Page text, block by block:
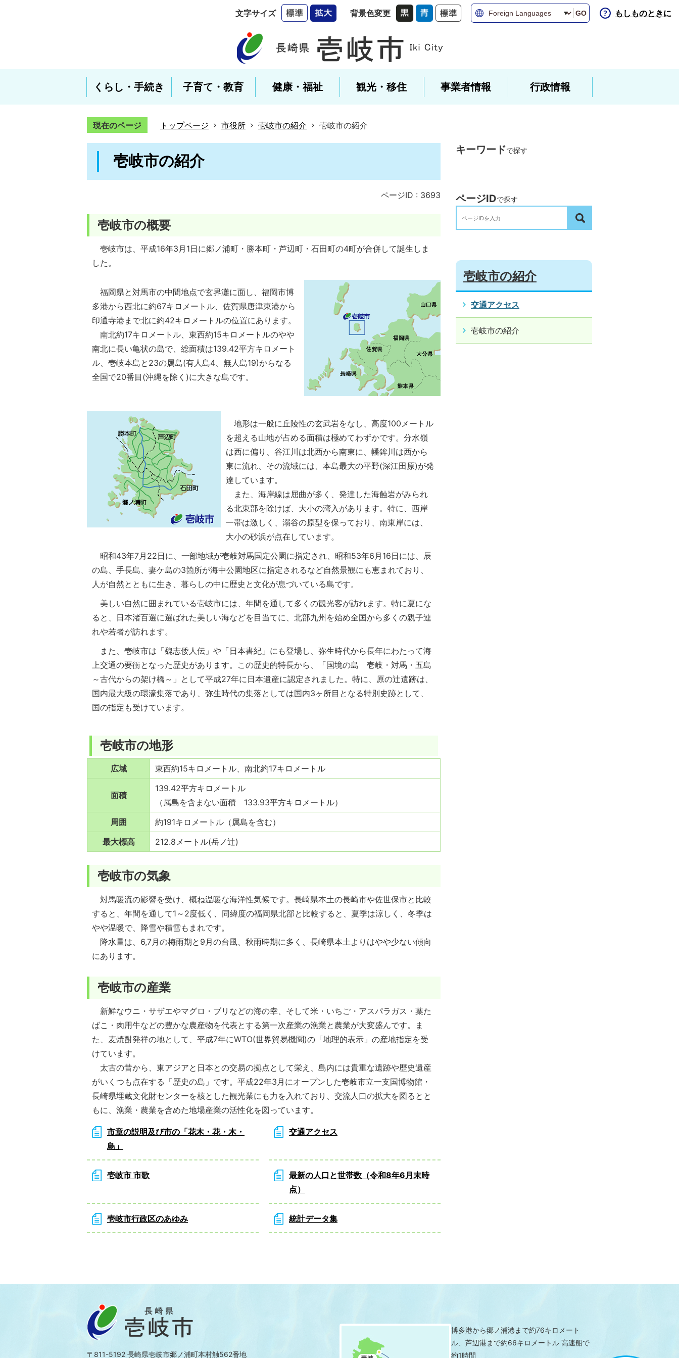
文字サイズ 背景色変更 GO もしものときに
くらし・手続き 子育て・教育 健康・福祉 観光・移住 事業者情報 行政情報
現在のページ トップページ 市役所 壱岐市の紹介 壱岐市の紹介
壱岐市の紹介
ページID : 3693
壱岐市の概要
壱岐市は、平成16年3月1日に郷ノ浦町・勝本町・芦辺町・石田町の4町が合併して誕生しま
した。
福岡県と対馬市の中間地点で玄界灘に面し、福岡市博
多港から西北に約67キロメートル、佐賀県唐津東港から
印通寺港まで北に約42キロメートルの位置にあります。
南北約17キロメートル、東西約15キロメートルのやや
南北に長い亀状の島で、総面積は139.42平方キロメート
ル、壱岐本島と23の属島(有人島4、無人島19)からなる
全国で20番目(沖縄を除く)に大きな島です。
地形は一般に丘陵性の玄武岩をなし、高度100メートル
を超える山地が占める面積は極めてわずかです。分水嶺
は西に偏り、谷江川は北西から南東に、幡鉾川は西から
東に流れ、その流域には、本島最大の平野(深江田原)が発
達しています。
また、海岸線は屈曲が多く、発達した海蝕岩がみられ
る北東部を除けば、大小の湾入があります。特に、西岸
一帯は激しく、溺谷の原型を保っており、南東岸には、
大小の砂浜が点在しています。
昭和43年7月22日に、一部地域が壱岐対馬国定公園に指定され、昭和53年6月16日には、辰
の島、手長島、妻ケ島の3箇所が海中公園地区に指定されるなど自然景観にも恵まれており、
人が自然とともに生き、暮らしの中に歴史と文化が息づいている島です。
美しい自然に囲まれている壱岐市には、年間を通して多くの観光客が訪れます。特に夏にな
ると、日本渚百選に選ばれた美しい海などを目当てに、北部九州を始め全国から多くの親子連
れや若者が訪れます。
また、壱岐市は「魏志倭人伝」や「日本書紀」にも登場し、弥生時代から長年にわたって海
上交通の要衝となった歴史があります。この歴史的特長から、「国境の島 壱岐・対馬・五島
～古代からの架け橋～」として平成27年に日本遺産に認定されました。特に、原の辻遺跡は、
国内最大級の環濠集落であり、弥生時代の集落としては国内3ヶ所目となる特別史跡として、
国の指定も受けています。
壱岐市の地形
広域 東西約15キロメートル、南北約17キロメートル
面積
139.42平方キロメートル
（属島を含まない面積 133.93平方キロメートル）
周囲
約191キロメートル（属島を含む）
最大標高
212.8メートル(岳ノ辻)
壱岐市の気象
対馬暖流の影響を受け、概ね温暖な海洋性気候です。長崎県本土の長崎市や佐世保市と比較
すると、年間を通して1～2度低く、同緯度の福岡県北部と比較すると、夏季は涼しく、冬季は
やや温暖で、降雪や積雪もまれです。
降水量は、6,7月の梅雨期と9月の台風、秋雨時期に多く、長崎県本土よりはやや少ない傾向
にあります。
壱岐市の産業
新鮮なウニ・サザエやマグロ・ブリなどの海の幸、そして米・いちご・アスパラガス・葉た
ばこ・肉用牛などの豊かな農産物を代表とする第一次産業の漁業と農業が大変盛んです。ま
た、麦焼酎発祥の地として、平成7年にWTO(世界貿易機関)の「地理的表示」の産地指定を受
けています。
太古の昔から、東アジアと日本との交易の拠点として栄え、島内には貴重な遺跡や歴史遺産
がいくつも点在する「歴史の島」です。平成22年3月にオープンした壱岐市立一支国博物館・
長崎県埋蔵文化財センターを核とした観光業にも力を入れており、交流人口の拡大を図るとと
もに、漁業・農業を含めた地場産業の活性化を図っています。
市章の説明及び市の「花木・花・木・
鳥」
交通アクセス
壱岐市 市歌
最新の人口と世帯数（令和8年6月末時
点）
壱岐市行政区のあゆみ 統計データ集
キーワードで探す
ページIDで探す
壱岐市の紹介
交通アクセス
壱岐市の紹介
〒811-5192 長崎県壱岐市郷ノ浦町本村触562番地
博多港から郷ノ浦港まで約76キロメート
ル、芦辺港まで約66キロメートル 高速船で
約1時間